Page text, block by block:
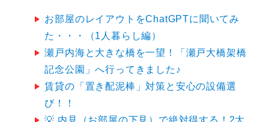
ョ
ン
お部屋のレイアウトをChatGPTに聞いてみ
た・・・（1人暮らし編）
瀬戸内海と大きな橋を一望！「瀬戸大橋架橋
記念公園」へ行ってきました♪
賃貸の「置き配泥棒」対策と安心の設備選
び！！